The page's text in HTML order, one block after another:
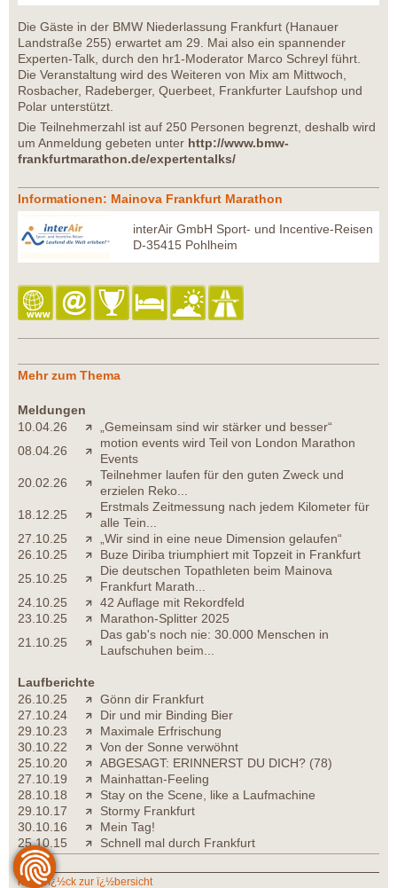
Die Gäste in der BMW Niederlassung Frankfurt (Hanauer
Landstraße 255) erwartet am 29. Mai also ein spannender
Experten-Talk, durch den hr1-Moderator Marco Schreyl führt.
Die Veranstaltung wird des Weiteren von Mix am Mittwoch,
Rosbacher, Radeberger, Querbeet, Frankfurter Laufshop und
Polar unterstützt.
Die Teilnehmerzahl ist auf 250 Personen begrenzt, deshalb wird
um Anmeldung gebeten unter http://www.bmw-
frankfurtmarathon.de/expertentalks/
Informationen: Mainova Frankfurt Marathon
interAir GmbH Sport- und Incentive-Reisen
D-35415 Pohlheim
Mehr zum Thema
Meldungen
10.04.26
„Gemeinsam sind wir stärker und besser“
08.04.26
motion events wird Teil von London Marathon
Events
20.02.26
Teilnehmer laufen für den guten Zweck und
erzielen Reko...
18.12.25
Erstmals Zeitmessung nach jedem Kilometer für
alle Tein...
27.10.25
„Wir sind in eine neue Dimension gelaufen“
26.10.25
Buze Diriba triumphiert mit Topzeit in Frankfurt
25.10.25
Die deutschen Topathleten beim Mainova
Frankfurt Marath...
24.10.25
42 Auflage mit Rekordfeld
23.10.25
Marathon-Splitter 2025
21.10.25
Das gab's noch nie: 30.000 Menschen in
Laufschuhen beim...
Laufberichte
26.10.25
Gönn dir Frankfurt
27.10.24
Dir und mir Binding Bier
29.10.23
Maximale Erfrischung
30.10.22
Von der Sonne verwöhnt
25.10.20
ABGESAGT: ERINNERST DU DICH? (78)
27.10.19
Mainhattan-Feeling
28.10.18
Stay on the Scene, like a Laufmachine
29.10.17
Stormy Frankfurt
30.10.16
Mein Tag!
25.10.15
Schnell mal durch Frankfurt
zurï¿½ck zur ï¿½bersicht